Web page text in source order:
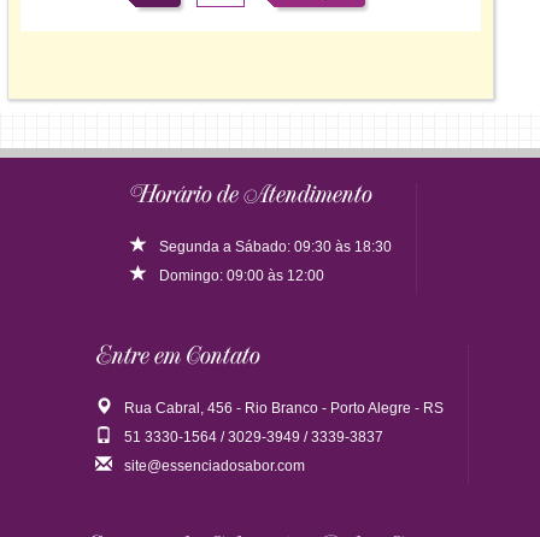
Horário de Atendimento
Segunda a Sábado: 09:30 às 18:30
Domingo: 09:00 às 12:00
Entre em Contato
Rua Cabral, 456 - Rio Branco - Porto Alegre - RS
51 3330-1564 / 3029-3949 / 3339-3837
site@essenciadosabor.com